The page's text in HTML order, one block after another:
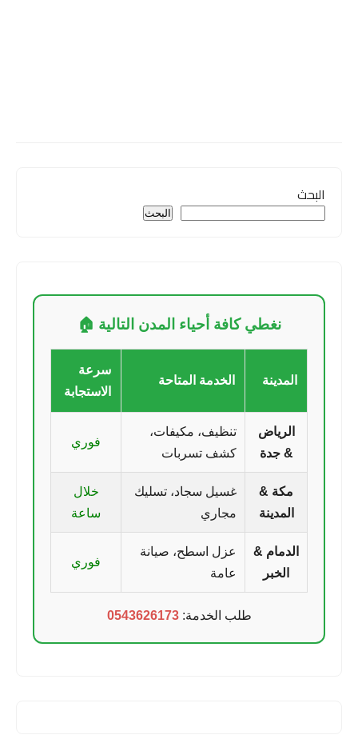
البحث
البحث
نغطي كافة أحياء المدن التالية 🏠
المدينة الخدمة المتاحة
سرعة
الاستجابة
الرياض
& جدة
تنظيف، مكيفات،
كشف تسربات
فوري
مكة &
المدينة
غسيل سجاد، تسليك
مجاري
خلال
ساعة
الدمام &
الخبر
عزل اسطح، صيانة
عامة
فوري
طلب الخدمة:0543626173